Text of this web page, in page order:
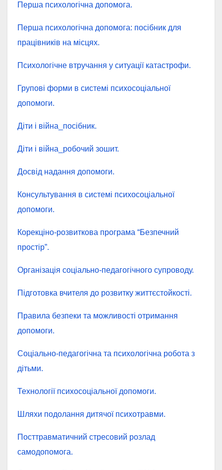
Перша психологічна допомога.
Перша психологічна допомога: посібник для
працівників на місцях.
Психологічне втручання у ситуації катастрофи.
Групові форми в системі психосоціальної
допомоги.
Діти і війна_посібник.
Діти і війна_робочий зошит.
Досвід надання допомоги.
Консультування в системі психосоціальної
допомоги.
Корекціно-розвиткова програма “Безпечний
простір”.
Організація соціально-педагогічного супроводу.
Підготовка вчителя до розвитку життєстойкості.
Правила безпеки та можливості отримання
допомоги.
Соціально-педагогічна та психологічна робота з
дітьми.
Технології психосоціальної допомоги.
Шляхи подолання дитячої психотравми.
Посттравматичний стресовий розлад
самодопомога.